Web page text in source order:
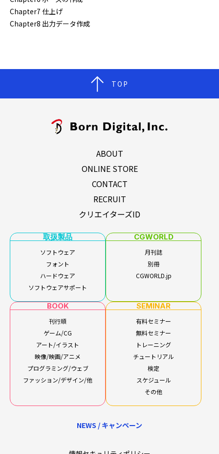
Chapter7 仕上げ
Chapter8 出力データ作成
TOP
ABOUT
ONLINE STORE
CONTACT
RECRUIT
クリエイターズID
取扱製品
ソフトウェア
フォント
ハードウェア
ソフトウェアサポート
CGWORLD
月刊誌
別冊
CGWORLD.jp
BOOK
刊行順
ゲーム/CG
アート/イラスト
映像/映画/アニメ
プログラミング/ウェブ
ファッション/デザイン/他
SEMINAR
有料セミナー
無料セミナー
トレーニング
チュートリアル
検定
スケジュール
その他
NEWS / キャンペーン